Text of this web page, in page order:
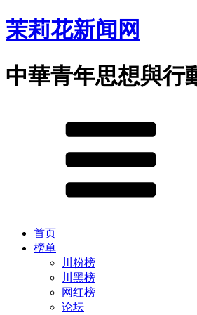
茉莉花新闻网
中華青年思想與行
首页
榜单
川粉榜
川黑榜
网红榜
论坛